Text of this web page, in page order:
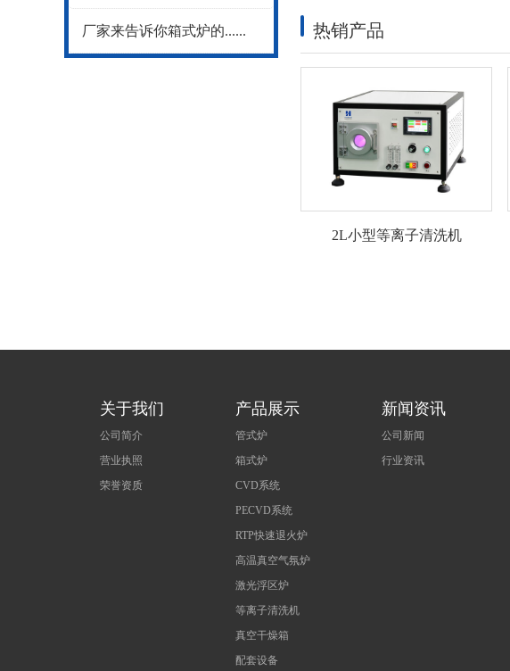
厂家来告诉你箱式炉的...... 热销产品
2L小型等离子清洗机
关于我们
公司简介
营业执照
荣誉资质
产品展示
管式炉
箱式炉
CVD系统
PECVD系统
RTP快速退火炉
高温真空气氛炉
激光浮区炉
等离子清洗机
真空干燥箱
配套设备
新闻资讯
公司新闻
行业资讯